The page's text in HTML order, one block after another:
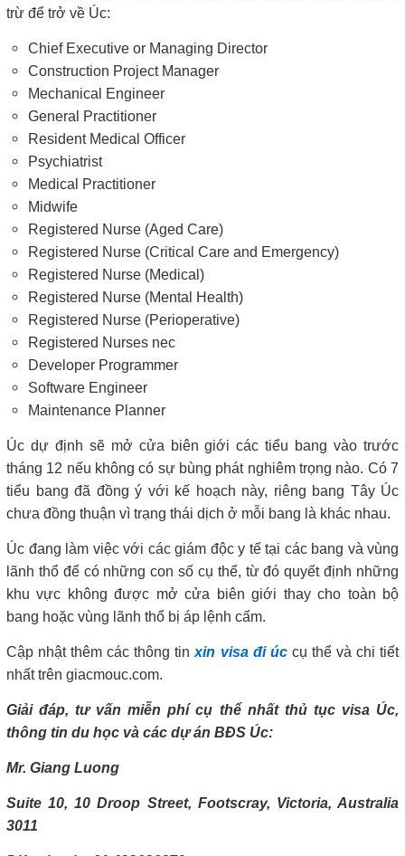
trừ để trở về Úc:
Chief Executive or Managing Director
Construction Project Manager
Mechanical Engineer
General Practitioner
Resident Medical Officer
Psychiatrist
Medical Practitioner
Midwife
Registered Nurse (Aged Care)
Registered Nurse (Critical Care and Emergency)
Registered Nurse (Medical)
Registered Nurse (Mental Health)
Registered Nurse (Perioperative)
Registered Nurses nec
Developer Programmer
Software Engineer
Maintenance Planner
Úc dự định sẽ mở cửa biên giới các tiểu bang vào trước
tháng 12 nếu không có sự bùng phát nghiêm trọng nào. Có 7
tiểu bang đã đồng ý với kế hoạch này, riêng bang Tây Úc
chưa đồng thuận vì trạng thái dịch ở mỗi bang là khác nhau.
Úc đang làm việc với các giám độc y tế tại các bang và vùng
lãnh thổ để có những con số cụ thể, từ đó quyết định những
khu vực không được mở cửa biên giới thay cho toàn bộ
bang hoặc vùng lãnh thổ bị áp lệnh cấm.
Cập nhật thêm các thông tinxin visa đi úc cụ thể và chi tiết
nhất trên giacmouc.com.
Giải đáp, tư vấn miễn phí cụ thể nhất thủ tục visa Úc,
thông tin du học và các dự án BĐS Úc:
Mr. Giang Luong
Suite 10, 10 Droop Street, Footscray, Victoria, Australia
3011